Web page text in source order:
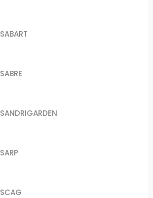
SABART
SABRE
SANDRIGARDEN
SARP
SCAG